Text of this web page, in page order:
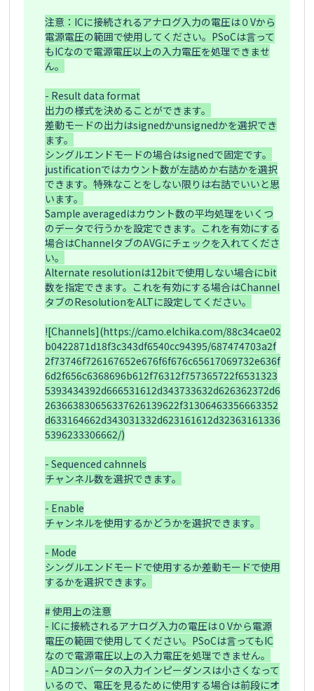
注意：ICに接続されるアナログ入力の電圧は０Vから
電源電圧の範囲で使用してください。PSoCは言って
もICなので電源電圧以上の入力電圧を処理できませ
ん。
- Result data format
出力の様式を決めることができます。
差動モードの出力はsignedかunsignedかを選択でき
ます。
シングルエンドモードの場合はsignedで固定です。
justificationではカウント数が左詰めか右詰かを選択
できます。特殊なことをしない限りは右詰でいいと思
います。
Sample averagedはカウント数の平均処理をいくつ
のデータで行うかを設定できます。これを有効にする
場合はChannelタブのAVGにチェックを入れてくださ
い。
Alternate resolutionは12bitで使用しない場合にbit
数を指定できます。これを有効にする場合はChannel
タブのResolutionをALTに設定してください。
![Channels](https://camo.elchika.com/88c34cae02
b0422871d18f3c343df6540cc94395/687474703a2f
2f73746f726167652e676f6f676c65617069732e636f
6d2f656c6368696b612f76312f757365722f6531323
5393434392d666531612d343733632d626362372d6
263663830656337626139622f31306463356663352
d633164662d343031332d623161612d32363161336
5396233306662/)
- Sequenced cahnnels
チャンネル数を選択できます。
- Enable
チャンネルを使用するかどうかを選択できます。
- Mode
シングルエンドモードで使用するか差動モードで使用
するかを選択できます。
# 使用上の注意
- ICに接続されるアナログ入力の電圧は０Vから電源
電圧の範囲で使用してください。PSoCは言ってもIC
なので電源電圧以上の入力電圧を処理できません。
- ADコンバータの入力インピーダンスは小さくなって
いるので、電圧を見るために使用する場合は前段にオ